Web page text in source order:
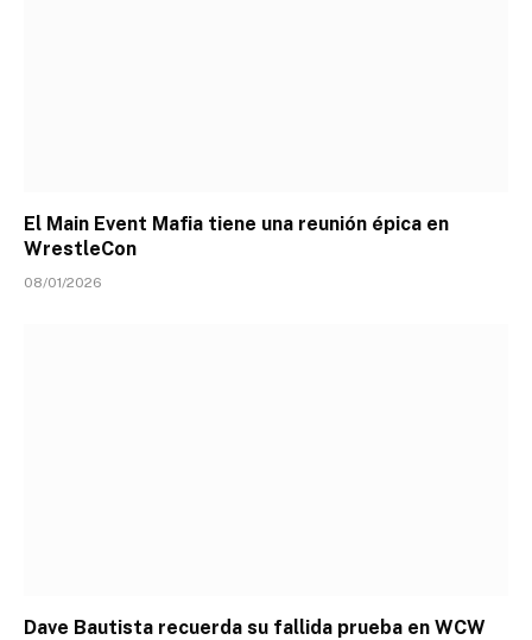
El Main Event Mafia tiene una reunión épica en
WrestleCon
08/01/2026
Dave Bautista recuerda su fallida prueba en WCW